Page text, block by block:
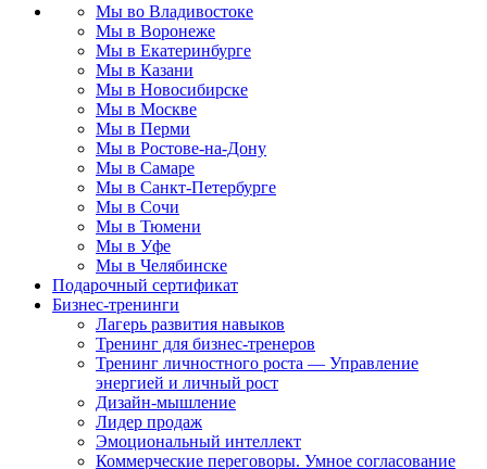
Мы во Владивостоке
Мы в Воронеже
Мы в Екатеринбурге
Мы в Казани
Мы в Новосибирске
Мы в Москве
Мы в Перми
Мы в Ростове-на-Дону
Мы в Самаре
Мы в Санкт-Петербурге
Мы в Сочи
Мы в Тюмени
Мы в Уфе
Мы в Челябинске
Подарочный сертификат
Бизнес-тренинги
Лагерь развития навыков
Тренинг для бизнес-тренеров
Тренинг личностного роста — Управление
энергией и личный рост
Дизайн-мышление
Лидер продаж
Эмоциональный интеллект
Коммерческие переговоры. Умное согласование